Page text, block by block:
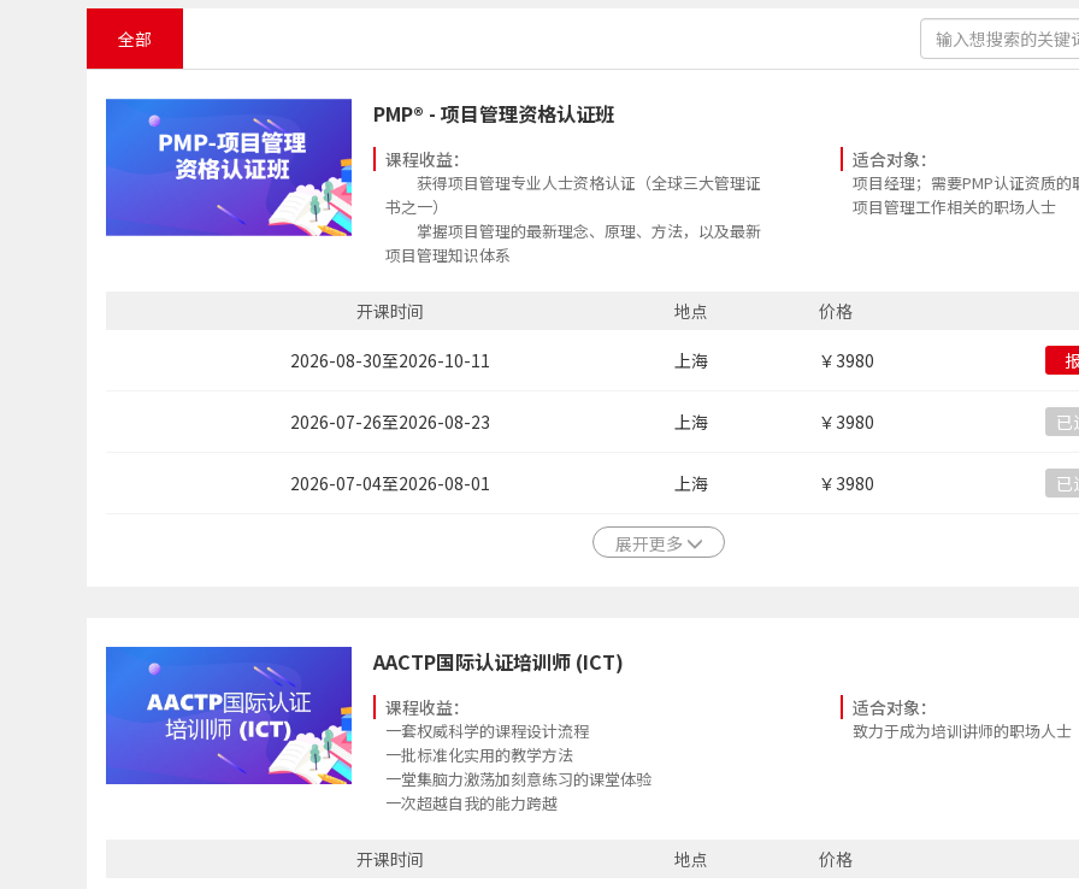
全部
PMP® - 项目管理资格认证班
课程收益：
获得项目管理专业人士资格认证（全球三大管理证
书之一）
掌握项目管理的最新理念、原理、方法，以及最新
项目管理知识体系
践中，提升项目管理综合能力
适合对象：
项目经理；需要PMP认证资质的
项目管理工作相关的职场人士
开课时间 地点 价格
2026-08-30至2026-10-11 上海 ￥3980
2026-07-26至2026-08-23 上海 ￥3980 已
2026-07-04至2026-08-01 上海 ￥3980 已
展开更多
AACTP国际认证培训师 (ICT)
课程收益：
一套权威科学的课程设计流程
一批标准化实用的教学方法
一堂集脑力激荡加刻意练习的课堂体验
一次超越自我的能力跨越
适合对象：
致力于成为培训讲师的职场人士
开课时间 地点 价格